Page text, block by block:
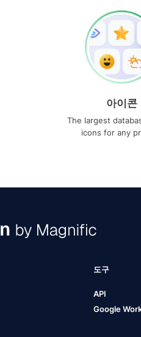
아이콘
The largest
icons for any
도구
API
Google